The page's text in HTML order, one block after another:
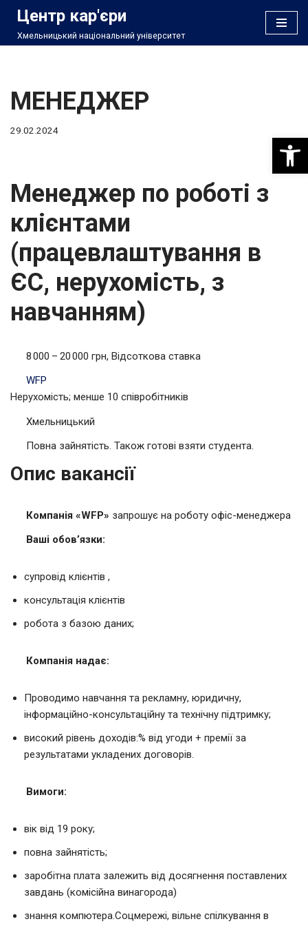
Перейти
Центр кар'єри
Хмельницький національний університет
МЕНЕДЖЕР
29.02.2024
Менеджер по роботі з
клієнтами
(працевлаштування в
ЄС, нерухомість, з
навчанням)
8 000 – 20 000 грн, Відсоткова ставка
WFP
Нерухомість; менше 10 співробітників
Хмельницький
Повна зайнятість. Також готові взяти студента.
Опис вакансії
Компанія «WFP» запрошує на роботу офіс-менеджера
Ваші обов’язки:
супровід клієнтів ,
консультація клієнтів
робота з базою даних;
Компанія надає:
Проводимо навчання та рекламну, юридичну,
інформаційно-консультаційну та технічну підтримку;
високий рівень доходів:% від угоди + премії за
результатами укладених договорів.
Вимоги:
вік від 19 року;
повна зайнятість;
заробітна плата залежить від досягнення поставлених
завдань (комісійна винагорода)
знання компютера.Соцмережі, вільне спілкування в